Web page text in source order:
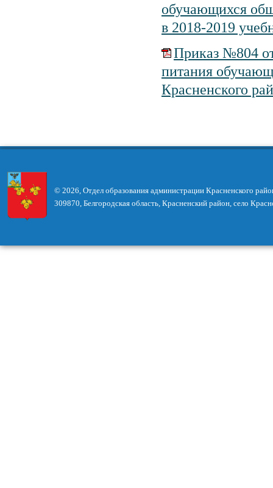
обучающихся
в 2018-2019
Приказ №804 от
питания
Красненского
© 2026, Отдел образования администрации Красненского
309870, Белгородская область, Красненский район, село